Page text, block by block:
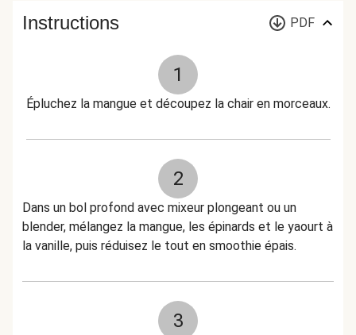
Instructions PDF
1
Épluchez la mangue et découpez la chair en morceaux.
2
Dans un bol profond avec mixeur plongeant ou un
blender, mélangez la mangue, les épinards et le yaourt à
la vanille, puis réduisez le tout en smoothie épais.
3